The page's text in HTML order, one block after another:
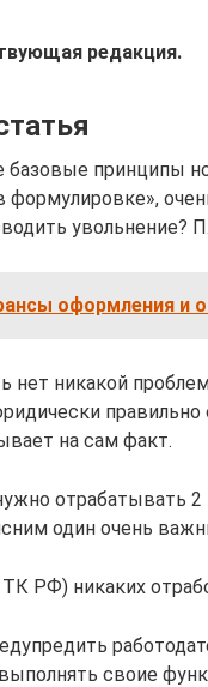
редакция.
базовые принципы
формулировке»,
увольнение?
оформления и
нет никакой
на сам факт.
отрабатывать 2
один очень
РФ) никаких
своие